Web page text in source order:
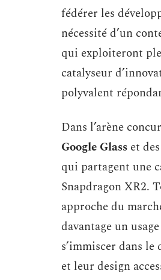
fédérer les
nécessité d’un
qui exploiteront
catalyseur
polyvalent
Dans l’arène
Google Glass et
qui partagent une
Snapdragon XR2.
approche du
davantage un
s’immiscer dans
et leur design